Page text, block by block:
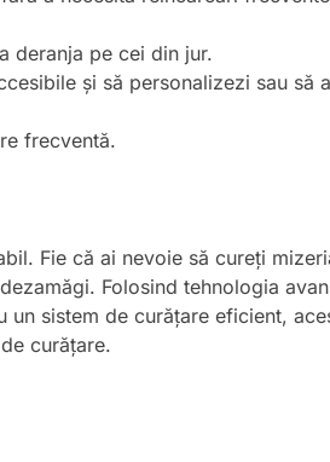
deranja pe cei din jur.
și să personalizezi sau să
frecventă.
Fie că ai nevoie să cureți
Folosind tehnologia
sistem de curățare eficient,
curățare.